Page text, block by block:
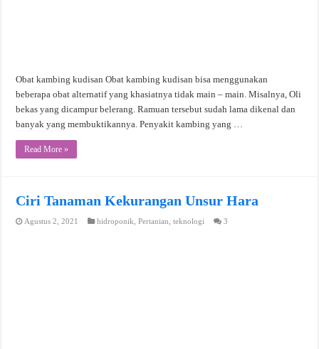
Obat kambing kudisan Obat kambing kudisan bisa menggunakan
beberapa obat alternatif yang khasiatnya tidak main – main. Misalnya, Oli
bekas yang dicampur belerang. Ramuan tersebut sudah lama dikenal dan
banyak yang membuktikannya. Penyakit kambing yang …
Read More »
Ciri Tanaman Kekurangan Unsur Hara
Agustus 2, 2021 hidroponik ,Pertanian ,teknologi 3